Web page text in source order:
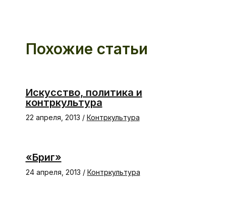
Похожие статьи
Искусство, политика и
контркультура
22 апреля, 2013 / Контркультура
«Бриг»
24 апреля, 2013 / Контркультура